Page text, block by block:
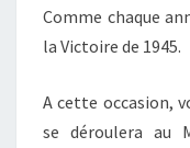
Comme chaque
la Victoire de 1945.
A cette occasion,
se déroulera au